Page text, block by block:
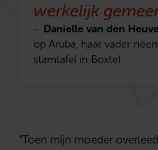
werkelijk
– Danielle van den
op Aruba, haar vader
stamtafel in Boxtel
“Toen mijn moeder